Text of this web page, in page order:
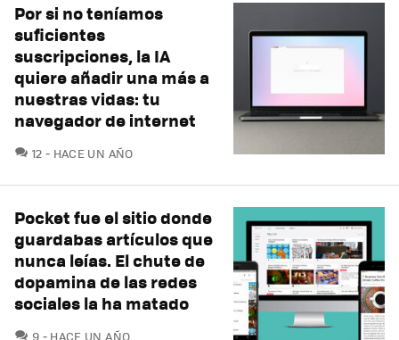
Por si no teníamos
suficientes
suscripciones, la IA
quiere añadir una más a
nuestras vidas: tu
navegador de internet
12 COMENTARIOS
HACE UN AÑO
Pocket fue el sitio donde
guardabas artículos que
nunca leías. El chute de
dopamina de las redes
sociales la ha matado
9 COMENTARIOS
HACE UN AÑO